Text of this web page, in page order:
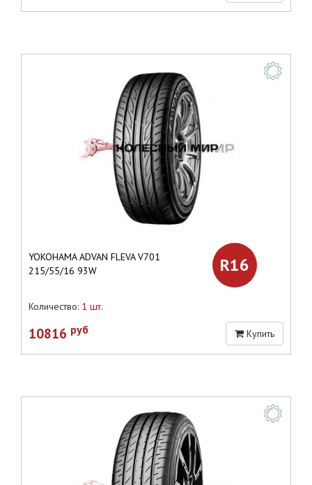
YOKOHAMA ADVAN FLEVA V701
215/55/16 93W
R16
Количество: 1 шт.
10816 руб Купить